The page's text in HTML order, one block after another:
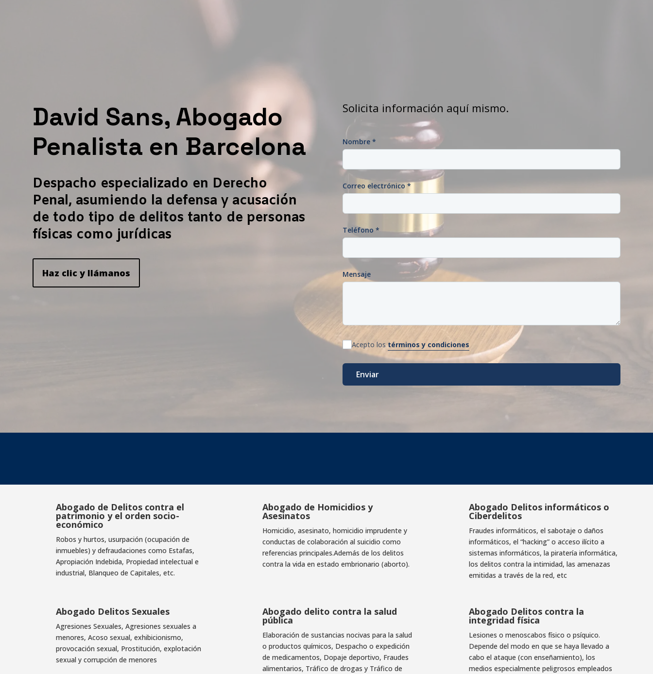
David Sans, Abogado
Penalista en Barcelona
Despacho especializado en Derecho
Penal, asumiendo la defensa y acusación
de todo tipo de delitos tanto de personas
físicas como jurídicas
Haz clic y llámanos
Solicita información aquí mismo.
Nombre*
Correo electrónico*
Teléfono*
Mensaje
Acepto los términos y condiciones
Enviar
Abogado de Delitos contra el
patrimonio y el orden socio-
económico
Robos y hurtos, usurpación (ocupación de
inmuebles) y defraudaciones como Estafas,
Apropiación Indebida, Propiedad intelectual e
industrial, Blanqueo de Capitales, etc.
Abogado de Homicidios y
Asesinatos
Homicidio, asesinato, homicidio imprudente y
conductas de colaboración al suicidio como
referencias principales.Además de los delitos
contra la vida en estado embrionario (aborto).
Abogado Delitos informáticos o
Ciberdelitos
Fraudes informáticos, el sabotaje o daños
informáticos, el “hacking” o acceso ilícito a
sistemas informáticos, la piratería informática,
los delitos contra la intimidad, las amenazas
emitidas a través de la red, etc
Abogado Delitos Sexuales
Agresiones Sexuales, Agresiones sexuales a
menores, Acoso sexual, exhibicionismo,
provocación sexual, Prostitución, explotación
sexual y corrupción de menores
Abogado delito contra la salud
pública
Elaboración de sustancias nocivas para la salud
o productos químicos, Despacho o expedición
de medicamentos, Dopaje deportivo, Fraudes
alimentarios, Tráfico de drogas y Tráfico de
Abogado Delitos contra la
integridad física
Lesiones o menoscabos físico o psíquico.
Depende del modo en que se haya llevado a
cabo el ataque (con enseñamiento), los
medios especialmente peligrosos empleados